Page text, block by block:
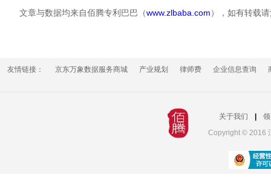
文章与数据均来自佰腾专利巴巴（www.zlbaba.com），如有转载
友情链接： 京东万象数据服务商城 产业规划 律师费 企业信息查询
关于我们
Copyright © 2016